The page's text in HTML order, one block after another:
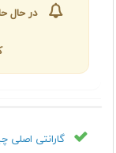
در حال
گارانتی